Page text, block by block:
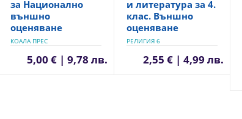
за Национално
външно
оценяване
КОАЛА ПРЕС
5,00 € | 9,78 лв.
и литература за 4.
клас. Външно
оценяване
РЕЛИГИЯ 6
2,55 € | 4,99 лв.